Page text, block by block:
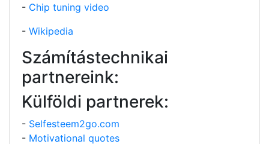
- Chip tuning video
- Wikipedia
Számítástechnikai
partnereink:
Külföldi partnerek:
- Selfesteem2go.com
- Motivational quotes